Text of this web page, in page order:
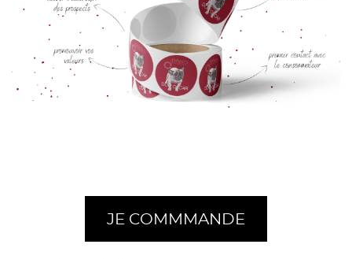
JE COMMMANDE